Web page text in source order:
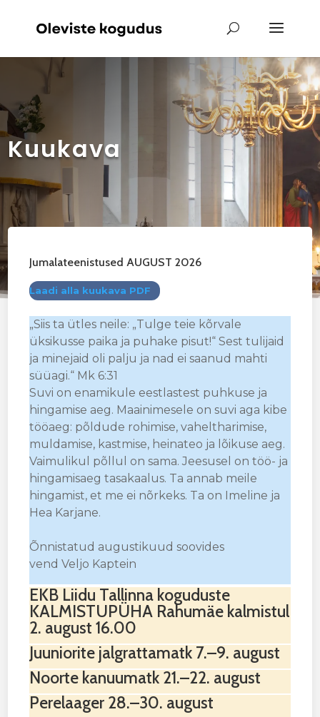
Kuukava
Jumalateenistused AUGUST 2026
Laadi alla kuukava PDF
„Siis ta ütles neile: „Tulge teie kõrvale
üksikusse paika ja puhake pisut!“ Sest tulijaid
ja minejaid oli palju ja nad ei saanud mahti
süüagi.“ Mk 6:31
Suvi on enamikule eestlastest puhkuse ja
hingamise aeg. Maainimesele on suvi aga kibe
tööaeg: põldude rohimise, vaheltharimise,
muldamise, kastmise, heinateo ja lõikuse aeg.
Vaimulikul põllul on sama. Jeesusel on töö- ja
hingamisaeg tasakaalus. Ta annab meile
hingamist, et me ei nõrkeks. Ta on Imeline ja
Hea Karjane.
Õnnistatud augustikuud soovides
vend Veljo Kaptein
EKB Liidu Tallinna koguduste
KALMISTUPÜHA Rahumäe kalmistul
2. august 16.00
Juuniorite jalgrattamatk 7.–9. august
Noorte kanuumatk 21.–22. august
Perelaager 28.–30. august